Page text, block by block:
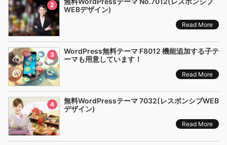
2
WEBデザイン)
Read More
3
WordPress無料テーマ F8012 機能追加する子テ
ーマも用意しています！
Read More
4
無料WordPressテーマ 7032(レスポンシブWEB
デザイン)
Read More